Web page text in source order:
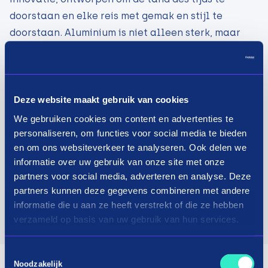
Deze website maakt gebruik van cookies
We gebruiken cookies om content en advertenties te
personaliseren, om functies voor social media te bieden
en om ons websiteverkeer te analyseren. Ook delen we
informatie over uw gebruik van onze site met onze
partners voor social media, adverteren en analyse. Deze
partners kunnen deze gegevens combineren met andere
informatie die u aan ze heeft verstrekt of die ze hebben
verzameld op basis van uw gebruik van hun services.
Noodzakelijk
doorstaan en elke reis met gemak en stijl te
doorstaan. Aluminium is niet alleen sterk, maar
strak, modern ontwerp dat bij elke gelegenheid
past. Voor de ondernemer die altijd onderweg is,
de zakenman die vaak internationaal reist, of de
stijlvolle individu die waarde hecht aan kwaliteit
en design – AMICE is de perfecte reisgenoot.
Bezoek website